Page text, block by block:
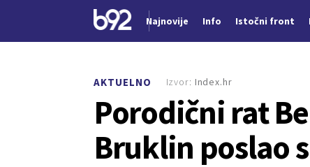
Najnovije Info Istočni front
AKTUELNO
Porodični rat
Bruklin poslao
Izvor: Index.hr